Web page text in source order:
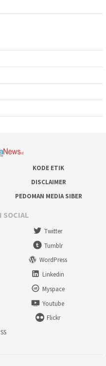
KODE ETIK
DISCLAIMER
PEDOMAN MEDIA SIBER
SOCIAL
Twitter
Tumblr
WordPress
Linkedin
Myspace
Youtube
Flickr